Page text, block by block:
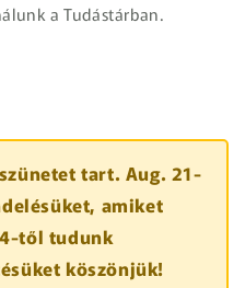
a Tudástárban.
tart. Aug. 21-
amiket
től tudunk
köszönjük!